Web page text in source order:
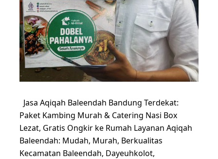
Jasa Aqiqah Baleendah Bandung Terdekat:
Paket Kambing Murah & Catering Nasi Box
Lezat, Gratis Ongkir ke Rumah Layanan Aqiqah
Baleendah: Mudah, Murah, Berkualitas
Kecamatan Baleendah, Dayeuhkolot,